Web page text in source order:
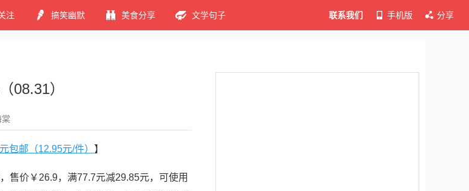
注 搞笑幽默 美食分享 文学句子 联系我们 手机版 分享
08.31）
包邮（12.95元/件） 】
售价￥26.9，满77.7元减29.85元，可使用